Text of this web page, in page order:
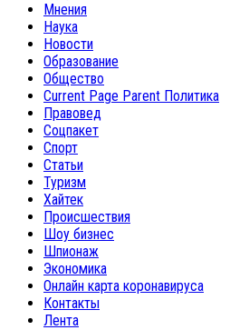
Мнения
Наука
Новости
Образование
Общество
Current Page Parent Политика
Правовед
Соцпакет
Спорт
Статьи
Туризм
Хайтек
Происшествия
Шоу бизнес
Шпионаж
Экономика
Онлайн карта коронавируса
Контакты
Лента